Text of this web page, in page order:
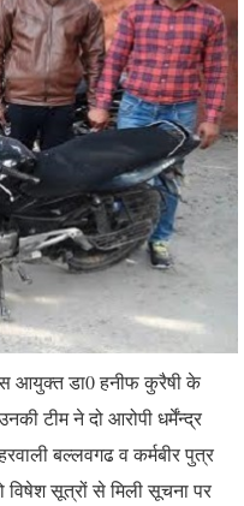
आयुक्त डा0 हनीफ कुरैषी के
टीम ने दो आरोपी धर्मेंन्द्र
बल्लवगढ व कर्मबीर पुत्र
विषेश सूत्रों से मिली सूचना पर